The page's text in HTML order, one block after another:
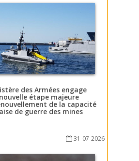
des Armées engage
étape majeure
de la capacité
de guerre des mines
31-07-2026